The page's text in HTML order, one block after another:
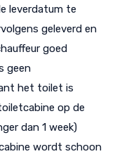
leverdatum te
geleverd en
goed
geen
het toilet is
op de
dan 1 week)
wordt schoon